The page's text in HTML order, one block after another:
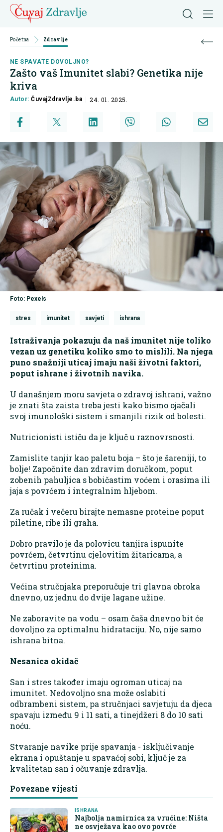
Početna Zdravlje
NE SPAVATE DOVOLJNO?
Zašto vaš Imunitet slabi? Genetika nije
kriva
Autor:ČuvajZdravlje.ba 24. 01. 2025.
Foto: Pexels
stres imunitet savjeti ishrana
Istraživanja pokazuju da naš imunitet nije toliko
vezan uz genetiku koliko smo to mislili. Na njega
puno snažniji uticaj imaju naši životni faktori,
poput ishrane i životnih navika.
U današnjem moru savjeta o zdravoj ishrani, važno
je znati šta zaista treba jesti kako bismo ojačali
svoj imunološki sistem i smanjili rizik od bolesti.
Nutricionisti ističu da je ključ u raznovrsnosti.
Zamislite tanjir kao paletu boja – što je šareniji, to
bolje! Započnite dan zdravim doručkom, poput
zobenih pahuljica s bobičastim voćem i orasima ili
jaja s povrćem i integralnim hljebom.
Za ručak i večeru birajte nemasne proteine poput
piletine, ribe ili graha.
Dobro pravilo je da polovicu tanjira ispunite
povrćem, četvrtinu cjelovitim žitaricama, a
četvrtinu proteinima.
Većina stručnjaka preporučuje tri glavna obroka
dnevno, uz jednu do dvije lagane užine.
Ne zaboravite na vodu – osam čaša dnevno bit će
dovoljno za optimalnu hidrataciju. No, nije samo
ishrana bitna.
Nesanica okidač
San i stres također imaju ogroman uticaj na
imunitet. Nedovoljno sna može oslabiti
odbrambeni sistem, pa stručnjaci savjetuju da djeca
spavaju između 9 i 11 sati, a tinejdžeri 8 do 10 sati
noću.
Stvaranje navike prije spavanja - isključivanje
ekrana i opuštanje u spavaćoj sobi, ključ je za
kvalitetan san i očuvanje zdravlja.
Povezane vijesti
ISHRANA
Najbolja namirnica za vrućine: Ništa
ne osvježava kao ovo povrće